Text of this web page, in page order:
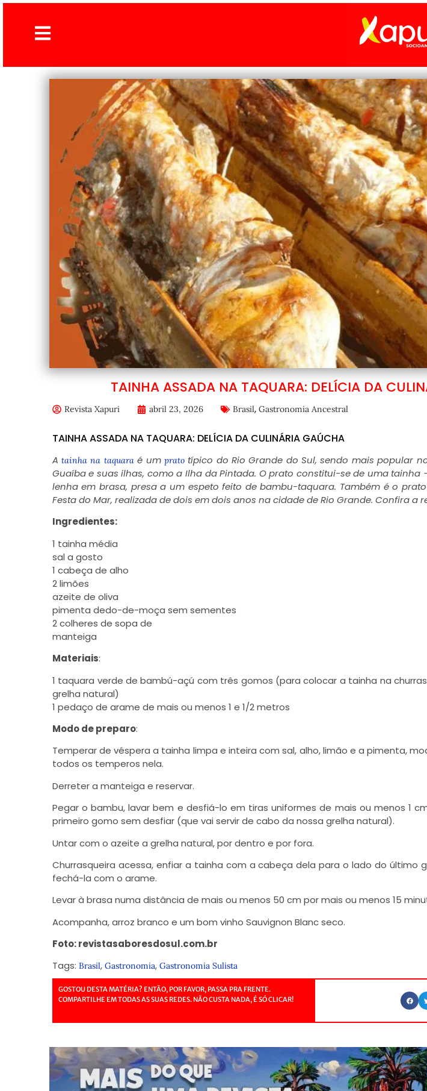
TAINHA ASSADA NA TAQUARA: DELÍCIA DA
Revista Xapuri abril 23, 2026 Brasil, Gastronomia Ancestral
TAINHA ASSADA NA TAQUARA: DELÍCIA DA CULINÁRIA GAÚCHA
Atainha na taquaraé um pratotípico do Rio Grande do Sul, sendo mais popular
Guaíba e suas ilhas, como a Ilha da Pintada. O prato constitui-se de uma tainha
lenha em brasa, presa a um espeto feito de bambu-taquara. Também é o
Festa do Mar, realizada de dois em dois anos na cidade de Rio Grande. Confira a
Ingredientes:
1 tainha média
sal a gosto
1 cabeça de alho
2 limões
azeite de oliva
pimenta dedo-de-moça sem sementes
2 colheres de sopa de
manteiga
Materiais:
1 taquara verde de bambú-açú com três gomos (para colocar a tainha na
grelha natural)
1 pedaço de arame de mais ou menos 1 e 1/2 metros
Modo de preparo:
Temperar de véspera a tainha limpa e inteira com sal, alho, limão e a pimenta,
todos os temperos nela.
Derreter a manteiga e reservar.
Pegar o bambu, lavar bem e desfiá-lo em tiras uniformes de mais ou menos 1
primeiro gomo sem desfiar (que vai servir de cabo da nossa grelha natural).
Untar com o azeite a grelha natural, por dentro e por fora.
Churrasqueira acessa, enfiar a tainha com a cabeça dela para o lado do último
fechá-la com o arame.
Levar à brasa numa distância de mais ou menos 50 cm por mais ou menos 15
Acompanha, arroz branco e um bom vinho Sauvignon Blanc seco.
Foto: revistasaboresdosul.com.br
Tags: Brasil, Gastronomia, Gastronomia Sulista
GOSTOU DESTA MATÉRIA? ENTÃO, POR FAVOR, PASSA PRA FRENTE.
COMPARTILHE EM TODAS AS SUAS REDES. NÃO CUSTA NADA, É SÓ CLICAR!